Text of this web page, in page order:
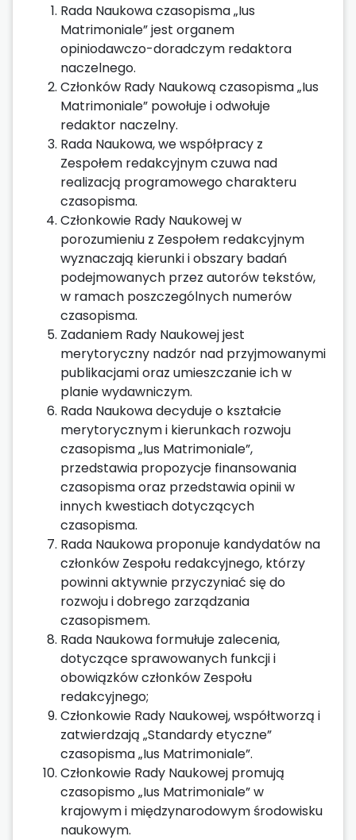
Rada Naukowa czasopisma „Ius
Matrimoniale” jest organem
opiniodawczo-doradczym redaktora
naczelnego.
Członków Rady Naukową czasopisma „Ius
Matrimoniale” powołuje i odwołuje
redaktor naczelny.
Rada Naukowa, we współpracy z
Zespołem redakcyjnym czuwa nad
realizacją programowego charakteru
czasopisma.
Członkowie Rady Naukowej w
porozumieniu z Zespołem redakcyjnym
wyznaczają kierunki i obszary badań
podejmowanych przez autorów tekstów,
w ramach poszczególnych numerów
czasopisma.
Zadaniem Rady Naukowej jest
merytoryczny nadzór nad przyjmowanymi
publikacjami oraz umieszczanie ich w
planie wydawniczym.
Rada Naukowa decyduje o kształcie
merytorycznym i kierunkach rozwoju
czasopisma „Ius Matrimoniale”,
przedstawia propozycje finansowania
czasopisma oraz przedstawia opinii w
innych kwestiach dotyczących
czasopisma.
Rada Naukowa proponuje kandydatów na
członków Zespołu redakcyjnego, którzy
powinni aktywnie przyczyniać się do
rozwoju i dobrego zarządzania
czasopismem.
Rada Naukowa formułuje zalecenia,
dotyczące sprawowanych funkcji i
obowiązków członków Zespołu
redakcyjnego;
Członkowie Rady Naukowej, współtworzą i
zatwierdzają „Standardy etyczne”
czasopisma „Ius Matrimoniale”.
Członkowie Rady Naukowej promują
czasopismo „Ius Matrimoniale” w
krajowym i międzynarodowym środowisku
naukowym.